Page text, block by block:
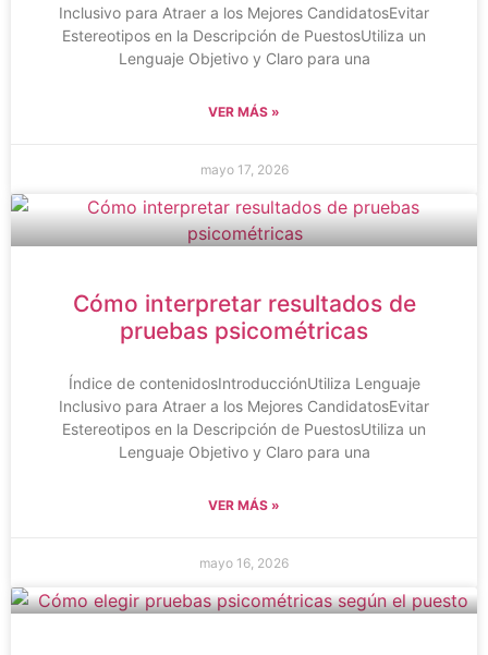
Inclusivo para Atraer a los Mejores CandidatosEvitar
Estereotipos en la Descripción de PuestosUtiliza un
Lenguaje Objetivo y Claro para una
VER MÁS »
mayo 17, 2026
Cómo interpretar resultados de
pruebas psicométricas
Índice de contenidosIntroducciónUtiliza Lenguaje
Inclusivo para Atraer a los Mejores CandidatosEvitar
Estereotipos en la Descripción de PuestosUtiliza un
Lenguaje Objetivo y Claro para una
VER MÁS »
mayo 16, 2026